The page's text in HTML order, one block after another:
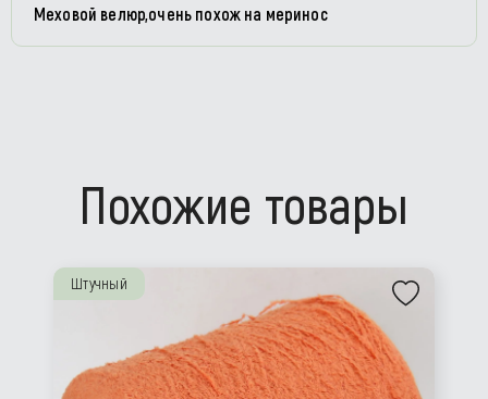
Меховой велюр,очень похож на меринос
Похожие товары
Штучный